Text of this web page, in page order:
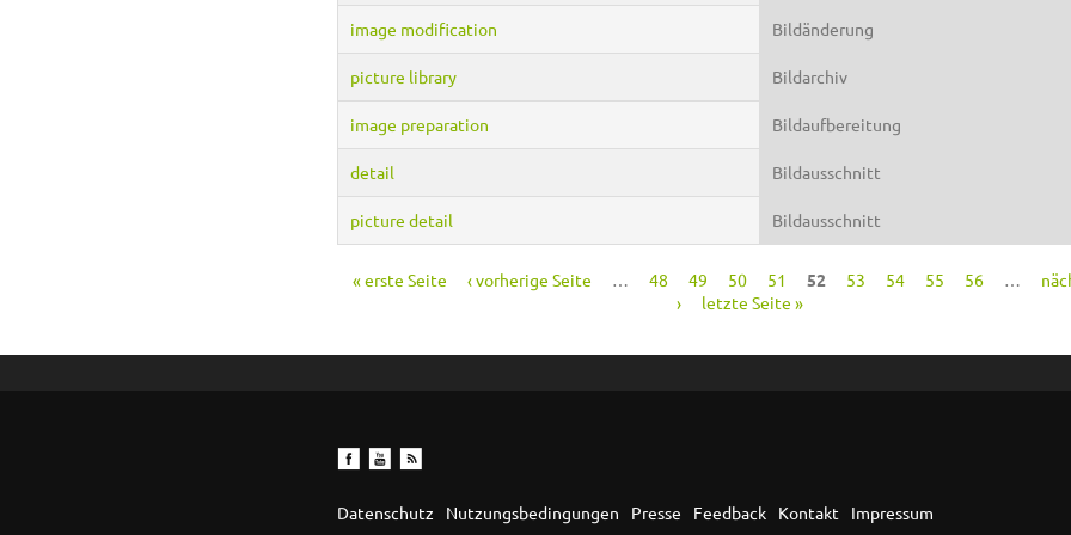
image modification Bildänderung
picture library Bildarchiv
image preparation Bildaufbereitung
detail Bildausschnitt
picture detail Bildausschnitt
« erste Seite ‹ vorherige Seite 48 49 50 51 52 53 54 55 56
›
letzte Seite »
Datenschutz Nutzungsbedingungen Presse Feedback Kontakt Impressum